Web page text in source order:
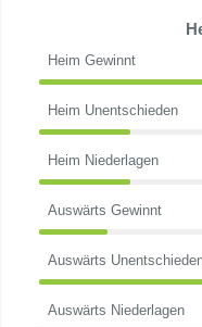
Heim Gewinnt
Heim Unentschieden
Heim Niederlagen
Auswärts Gewinnt
Auswärts
Auswärts Niederlagen